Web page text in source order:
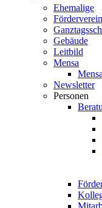
Ehemalige
Förderverein
Gebäude
Leitbild
Mensa
Newsletter
Personen